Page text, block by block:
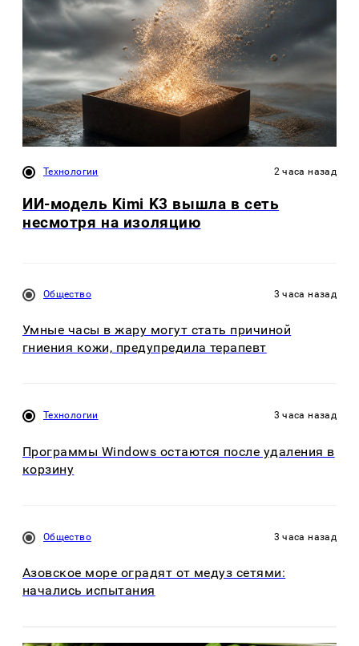
Технологии 2 часа назад
ИИ-модель Kimi K3 вышла в сеть
несмотря на изоляцию
Общество 3 часа назад
Умные часы в жару могут стать причиной
гниения кожи, предупредила терапевт
Технологии 3 часа назад
Программы Windows остаются после удаления в
корзину
Общество 3 часа назад
Азовское море оградят от медуз сетями:
начались испытания